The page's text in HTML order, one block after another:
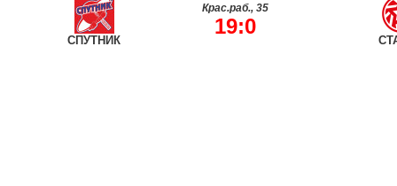
СПУТНИК
Крас.раб., 35
19:0